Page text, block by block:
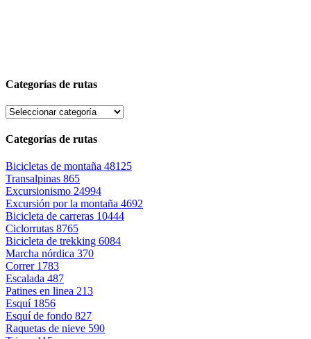
Categorías de rutas
Categorías de rutas
Bicicletas de montaña 48125
Transalpinas 865
Excursionismo 24994
Excursión por la montaña 4692
Bicicleta de carreras 10444
Ciclorrutas 8765
Bicicleta de trekking 6084
Marcha nórdica 370
Correr 1783
Escalada 487
Patines en linea 213
Esquí 1856
Esquí de fondo 827
Raquetas de nieve 590